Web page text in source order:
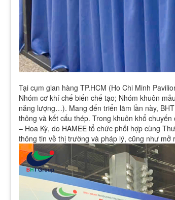
Tại cụm gian hàng TP.HCM (Ho Chi Minh
Nhóm cơ khí chế biến chế tạo; Nhóm khuôn
năng lượng…). Mang đến triển lãm lần này,
thông và kết cấu thép. Trong khuôn khổ
– Hoa Kỳ, do HAMEE tổ chức phối hợp cùng
thông tin về thị trường và pháp lý, cũng như